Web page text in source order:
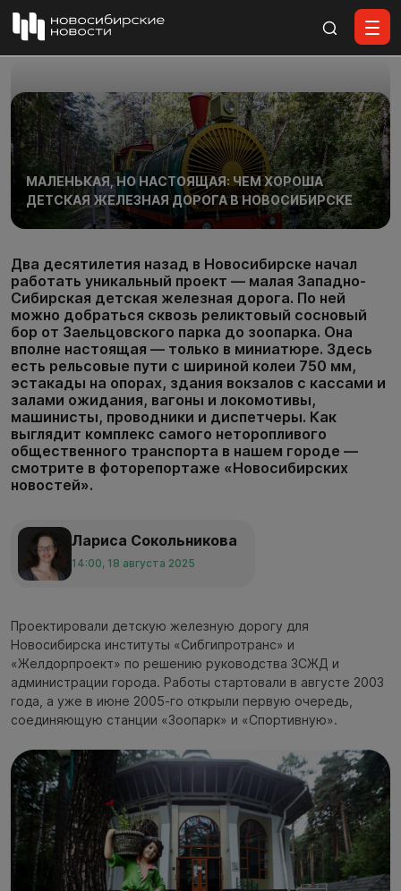
МАЛЕНЬКАЯ, НО НАСТОЯЩАЯ: ЧЕМ ХОРОША
ДЕТСКАЯ ЖЕЛЕЗНАЯ ДОРОГА В НОВОСИБИРСКЕ
Два десятилетия назад в Новосибирске начал
работать уникальный проект — малая Западно-
Сибирская детская железная дорога. По ней
можно добраться сквозь реликтовый сосновый
бор от Заельцовского парка до зоопарка. Она
вполне настоящая — только в миниатюре. Здесь
есть рельсовые пути с шириной колеи 750 мм,
эстакады на опорах, здания вокзалов с кассами и
залами ожидания, вагоны и локомотивы,
машинисты, проводники и диспетчеры. Как
выглядит комплекс самого неторопливого
общественного транспорта в нашем городе —
смотрите в фоторепортаже «Новосибирских
новостей».
Лариса Сокольникова
14:00, 18 августа 2025
Проектировали детскую железную дорогу для
Новосибирска институты «Сибгипротранс» и
«Желдорпроект» по решению руководства ЗСЖД и
администрации города. Работы стартовали в августе 2003
года, а уже в июне 2005-го открыли первую очередь,
соединяющую станции «Зоопарк» и «Спортивную».